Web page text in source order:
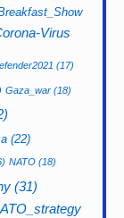
Virus
(17)
Gaza_war (18)
(22)
NATO (18)
(31)